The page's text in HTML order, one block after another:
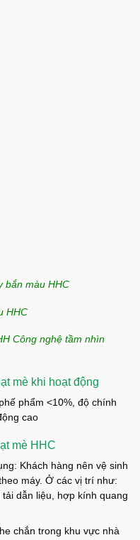
bắn màu HHC
HHC
Công nghệ tầm nhìn
mè khi hoạt động
phẩm <10%, độ chính
cao
mè HHC
Khách hàng nên vệ sinh
máy. Ở các vị trí như:
dẫn liệu, hợp kính quang
chắn trong khu vực nhà